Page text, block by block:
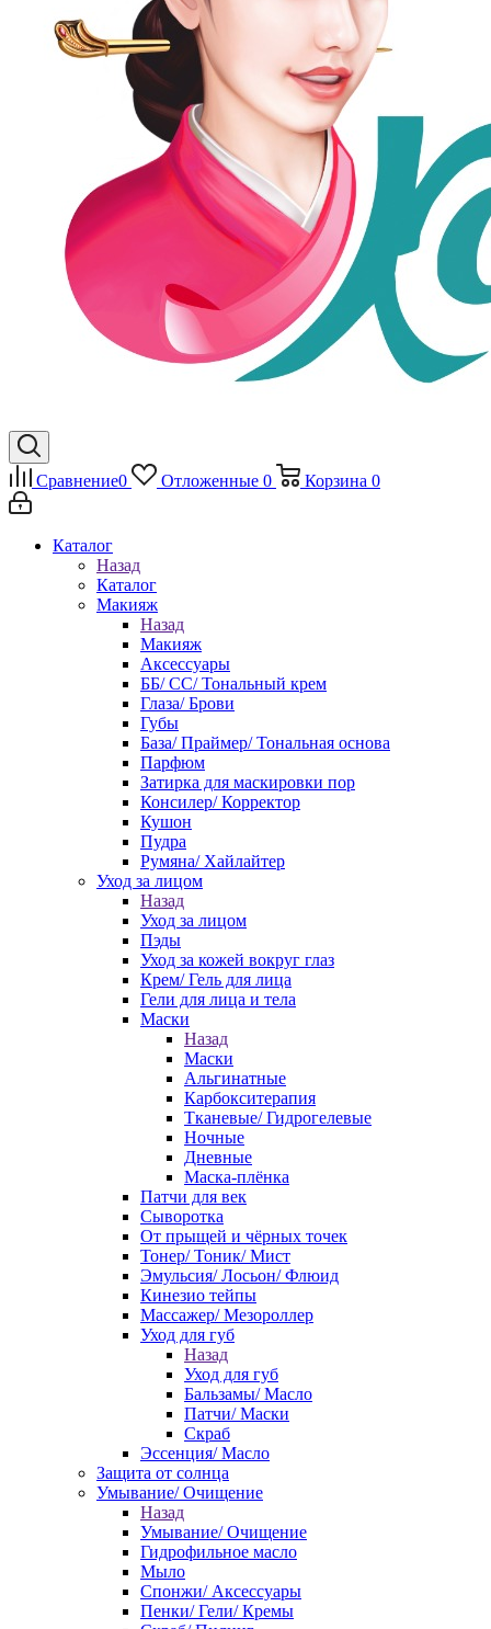
Сравнение0 Отложенные 0 Корзина 0
Каталог
Назад
Каталог
Макияж
Назад
Макияж
Аксессуары
ББ/ СС/ Тональный крем
Глаза/ Брови
Губы
База/ Праймер/ Тональная основа
Парфюм
Затирка для маскировки пор
Консилер/ Корректор
Кушон
Пудра
Румяна/ Хайлайтер
Уход за лицом
Назад
Уход за лицом
Пэды
Уход за кожей вокруг глаз
Крем/ Гель для лица
Гели для лица и тела
Маски
Назад
Маски
Альгинатные
Карбокситерапия
Тканевые/ Гидрогелевые
Ночные
Дневные
Маска-плёнка
Патчи для век
Сыворотка
От прыщей и чёрных точек
Тонер/ Тоник/ Мист
Эмульсия/ Лосьон/ Флюид
Кинезио тейпы
Массажер/ Мезороллер
Уход для губ
Назад
Уход для губ
Бальзамы/ Масло
Патчи/ Маски
Скраб
Эссенция/ Масло
Защита от солнца
Умывание/ Очищение
Назад
Умывание/ Очищение
Гидрофильное масло
Мыло
Спонжи/ Аксессуары
Пенки/ Гели/ Кремы